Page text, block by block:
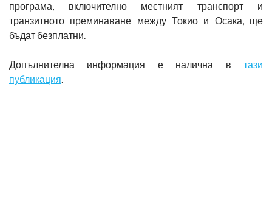
програма, включително местният транспорт и
транзитното преминаване между Токио и Осака, ще
бъдат безплатни.
Допълнителна информация е налична в тази
публикация